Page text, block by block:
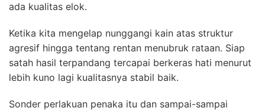
ada kualitas elok.
Ketika kita mengelap nunggangi kain atas struktur
agresif hingga tentang rentan menubruk rataan. Siap
satah hasil terpandang tercapai berkeras hati menurut
lebih kuno lagi kualitasnya stabil baik.
Sonder perlakuan penaka itu dan sampai-sampai